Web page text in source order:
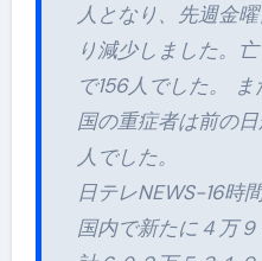
人となり、先週金
り減少しました。
で156人でした。
国の重症者は前の
人でした。
日テレNEWS-16時
国内で新たに４万